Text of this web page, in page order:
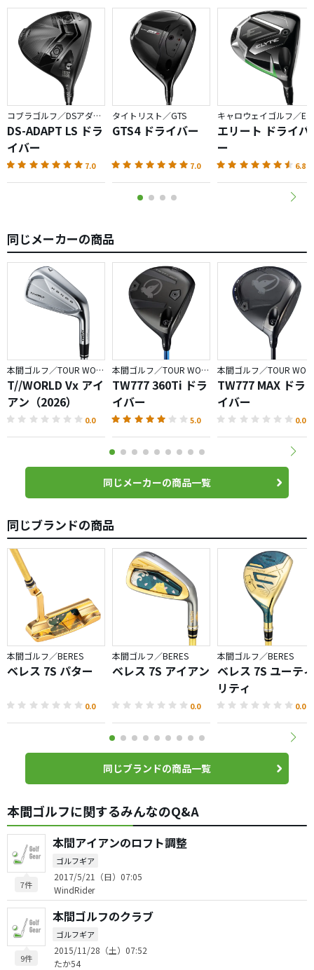
コブラゴルフ／DSアダプト
DS-ADAPT LS ドラ
イバー
7.0
タイトリスト／GTS
GTS4 ドライバー
7.0
エリート ドライバ
ー
6.8
同じメーカーの商品
本間ゴルフ／TOUR WORLD
T//WORLD Vx アイ
アン（2026）
0.0
本間ゴルフ／TOUR WORLD
TW777 360Ti ドラ
イバー
5.0
TW777 MAX ドラ
イバー
0.0
同じメーカーの商品一覧
同じブランドの商品
本間ゴルフ／BERES
ベレス 7S パター
0.0
本間ゴルフ／BERES
ベレス 7S アイアン
0.0
本間ゴルフ／BERES
ベレス 7S ユーティ
リティ
0.0
同じブランドの商品一覧
本間ゴルフに関するみんなのQ&A
7件
本間アイアンのロフト調整
ゴルフギア
2017/5/21（日）07:05
WindRider
9件
本間ゴルフのクラブ
ゴルフギア
2015/11/28（土）07:52
たか54